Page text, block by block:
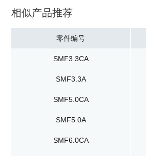
相似产品推荐
零件编号
SMF3.3CA
SMF3.3A
SMF5.0CA
SMF5.0A
SMF6.0CA